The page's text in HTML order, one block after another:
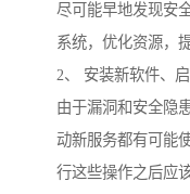
尽可能早地发现安
系统，优化资源，
2、 安装新软件、
由于漏洞和安全隐
动新服务都有可能
行这些操作之后应